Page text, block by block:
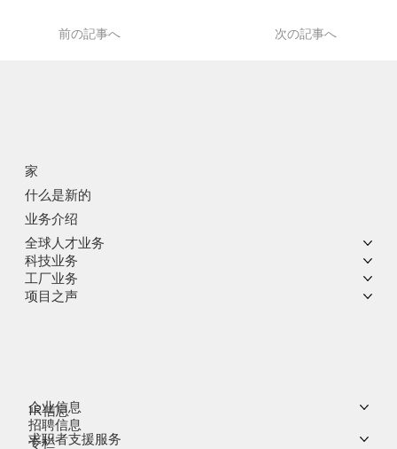
前の記事へ 次の記事へ
家
什么是新的
业务介绍
全球人才业务
科技业务
工厂业务
项目之声
企业信息
IR信息
招聘信息
求职者支援服务
专栏